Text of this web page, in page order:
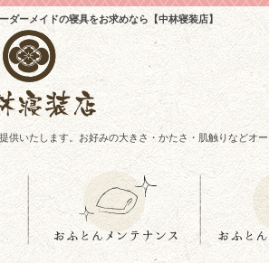
ダーメイドの寝具をお求めなら【中林寝装店】
いたします。お好みの大きさ・かたさ・肌触りなどオ